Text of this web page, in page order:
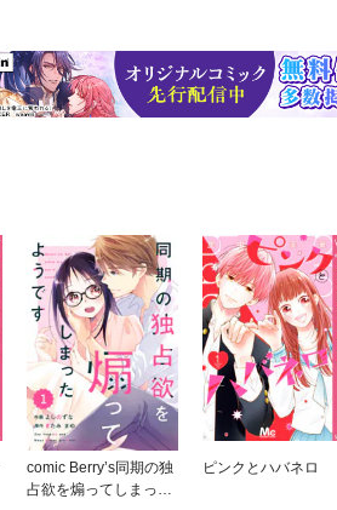
comic Berry’s同期の独
占欲を煽ってしまった
ピンクとハバネロ